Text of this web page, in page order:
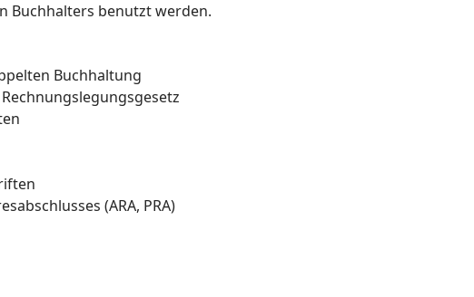
Buchhalters benutzt werden.
Buchhaltung
(ARA, PRA)